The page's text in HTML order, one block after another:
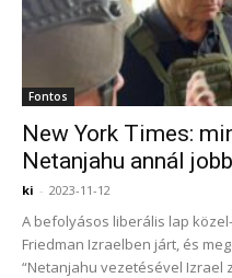
Fontos
New York Times:
Netanjahu annál jobb
ki - 2023-11-12
A befolyásos liberális lap
Friedman Izraelben járt, és
“Netanjahu vezetésével Izrael